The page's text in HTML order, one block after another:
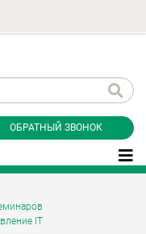
ОБРАТНЫЙ ЗВОНОК
IT
персональных